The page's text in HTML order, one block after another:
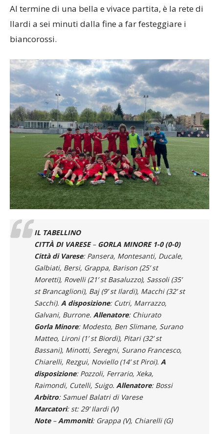
Al termine di una bella e vivace partita, è la rete di
Ilardi a sei minuti dalla fine a far festeggiare i
biancorossi.
IL TABELLINO
CITTÀ DI VARESE– GORLA MINORE 1-0 (0-0)
Città di Varese: Pansera, Montesanti, Ducale,
Galbiati, Bersi, Grappa, Barison (25’ st
Moretti), Rovelli (21’ st Basaluzzo), Sassoli (35’
st Brancaglioni), Baj (9’ st Ilardi), Macchi (32’ st
Sacchi). A disposizione: Cutri, Marrazzo,
Galvani, Burrone. Allenatore: Chiurato
Gorla Minore: Modesto, Ben Slimane, Surano
Matteo, Lironi (1’ st Biordi), Pitari (32’ st
Bassani), Minotti, Seregni, Surano Francesco,
Chiarelli, Rezgui, Noviello (14’ st Piroi). A
disposizione: Pozzoli, Ferrario, Xeka,
Raimondi, Cutelli, Suigo. Allenatore: Bossi
Arbitro: Samuel Balatri di Varese
Marcatori: st: 29’ Ilardi (V)
Note–Ammoniti: Grappa (V), Chiarelli (G)